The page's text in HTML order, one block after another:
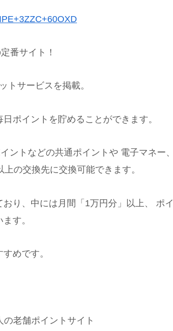
番サイト！
トサービスを掲載。
ポイントを貯めることができます。
ントなどの共通ポイントや 電子マネー、
の交換先に交換可能できます。
り、中には月間「1万円分」以上、 ポイ
す。
めです。
老舗ポイントサイト